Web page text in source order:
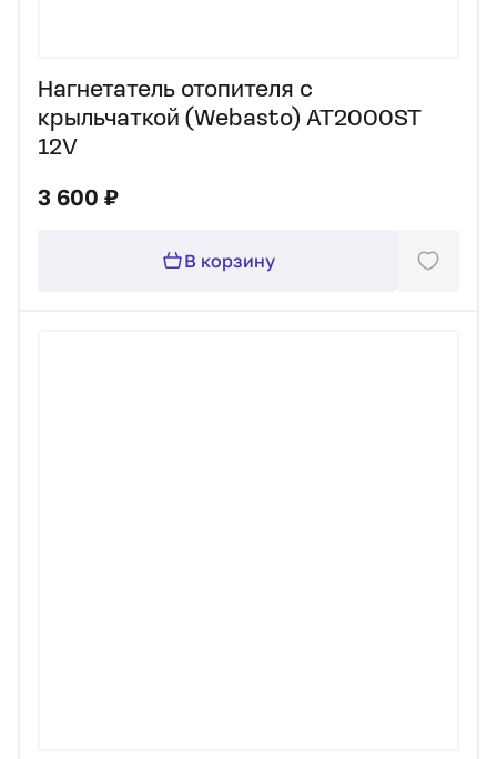
Нагнетатель отопителя с
крыльчаткой (Webasto) AT2000ST
12V
3 600 ₽
В корзину